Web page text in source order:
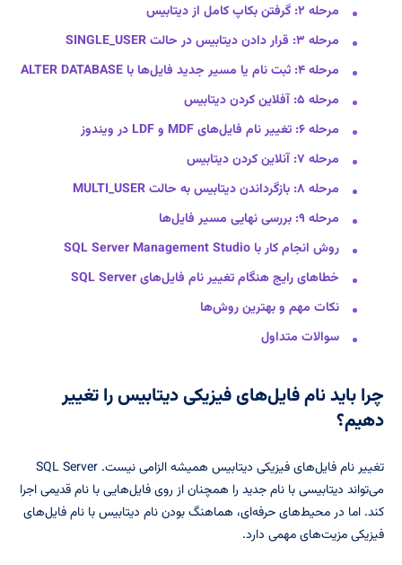
مرحله ۲: گرفتن بکاپ کامل از دیتابیس
مرحله ۳: قرار دادن دیتابیس در حالت SINGLE_USER
مرحله ۴: ثبت نام یا مسیر جدید فایل‌ها با ALTER DATABASE
مرحله ۵: آفلاین کردن دیتابیس
مرحله ۶: تغییر نام فایل‌های MDF و LDF در ویندوز
مرحله ۷: آنلاین کردن دیتابیس
مرحله ۸: بازگرداندن دیتابیس به حالت MULTI_USER
مرحله ۹: بررسی نهایی مسیر فایل‌ها
روش انجام کار با SQL Server Management Studio
خطاهای رایج هنگام تغییر نام فایل‌های SQL Server
نکات مهم و بهترین روش‌ها
سوالات متداول
چرا باید نام فایل‌های فیزیکی دیتابیس را تغییر
دهیم؟
تغییر نام فایل‌های فیزیکی دیتابیس همیشه الزامی نیست. SQL Server
می‌تواند دیتابیسی با نام جدید را همچنان از روی فایل‌هایی با نام قدیمی اجرا
کند. اما در محیط‌های حرفه‌ای، هماهنگ بودن نام دیتابیس با نام فایل‌های
فیزیکی مزیت‌های مهمی دارد.